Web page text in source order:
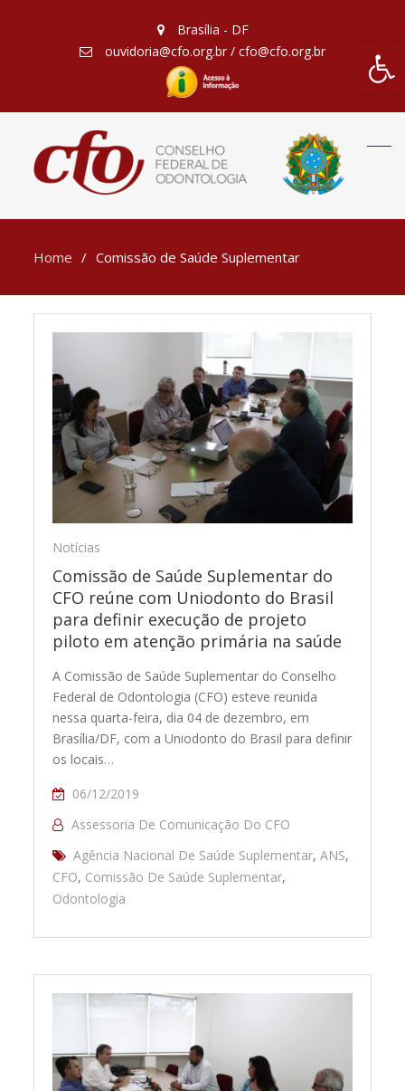
Barra
Brasília - DF
ouvidoria@cfo.org.br / cfo@cfo.org.br
Home Comissão de Saúde Suplementar
Notícias
Comissão de Saúde Suplementar do
CFO reúne com Uniodonto do Brasil
para definir execução de projeto
piloto em atenção primária na saúde
A Comissão de Saúde Suplementar do Conselho
Federal de Odontologia (CFO) esteve reunida
nessa quarta-feira, dia 04 de dezembro, em
Brasília/DF, com a Uniodonto do Brasil para definir
os locais…
06/12/2019
Assessoria De Comunicação Do CFO
Agência Nacional De Saúde Suplementar,ANS,
CFO, Comissão De Saúde Suplementar,
Odontologia